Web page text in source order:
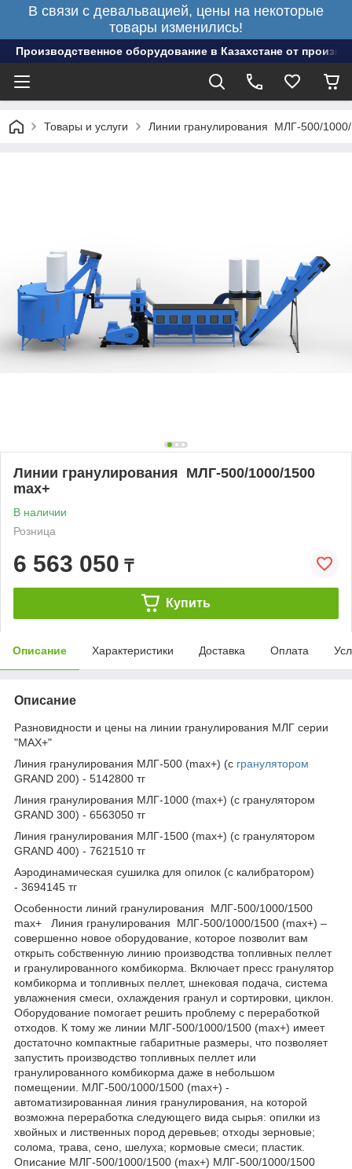
В связи с девальвацией, цены на некоторые
товары изменились!
Производственное оборудование в Казахстане от
Товары и услуги Линии гранулирования МЛГ-500/
Линии гранулирования МЛГ-500/1000/1500
max+
В наличии
Розница
6 563 050 ₸
Купить
Описание Характеристики Доставка Оплата
Описание
Разновидности и цены на линии гранулирования МЛГ серии
"МАХ+"
Линия гранулирования МЛГ-500 (max+) (с гранулятором
GRAND 200) - 5142800 тг
Линия гранулирования МЛГ-1000 (max+) (с гранулятором
GRAND 300) - 6563050 тг
Линия гранулирования МЛГ-1500 (max+) (с гранулятором
GRAND 400) - 7621510 тг
Аэродинамическая сушилка для опилок (с калибратором)
- 3694145 тг
Особенности линий гранулирования МЛГ-500/1000/1500
max+ Линия гранулирования МЛГ-500/1000/1500 (max+) –
совершенно новое оборудование, которое позволит вам
открыть собственную линию производства топливных пеллет
и гранулированного комбикорма. Включает пресс гранулятор
комбикорма и топливных пеллет, шнековая подача, система
увлажнения смеси, охлаждения гранул и сортировки, циклон.
Оборудование помогает решить проблему с переработкой
отходов. К тому же линии МЛГ-500/1000/1500 (max+) имеет
достаточно компактные габаритные размеры, что позволяет
запустить производство топливных пеллет или
гранулированного комбикорма даже в небольшом
помещении. МЛГ-500/1000/1500 (max+) -
автоматизированная линия гранулирования, на которой
возможна переработка следующего вида сырья: опилки из
хвойных и лиственных пород деревьев; отходы зерновые;
солома, трава, сено, шелуха; кормовые смеси; пластик.
Описание МЛГ-500/1000/1500 (max+) МЛГ-500/1000/1500